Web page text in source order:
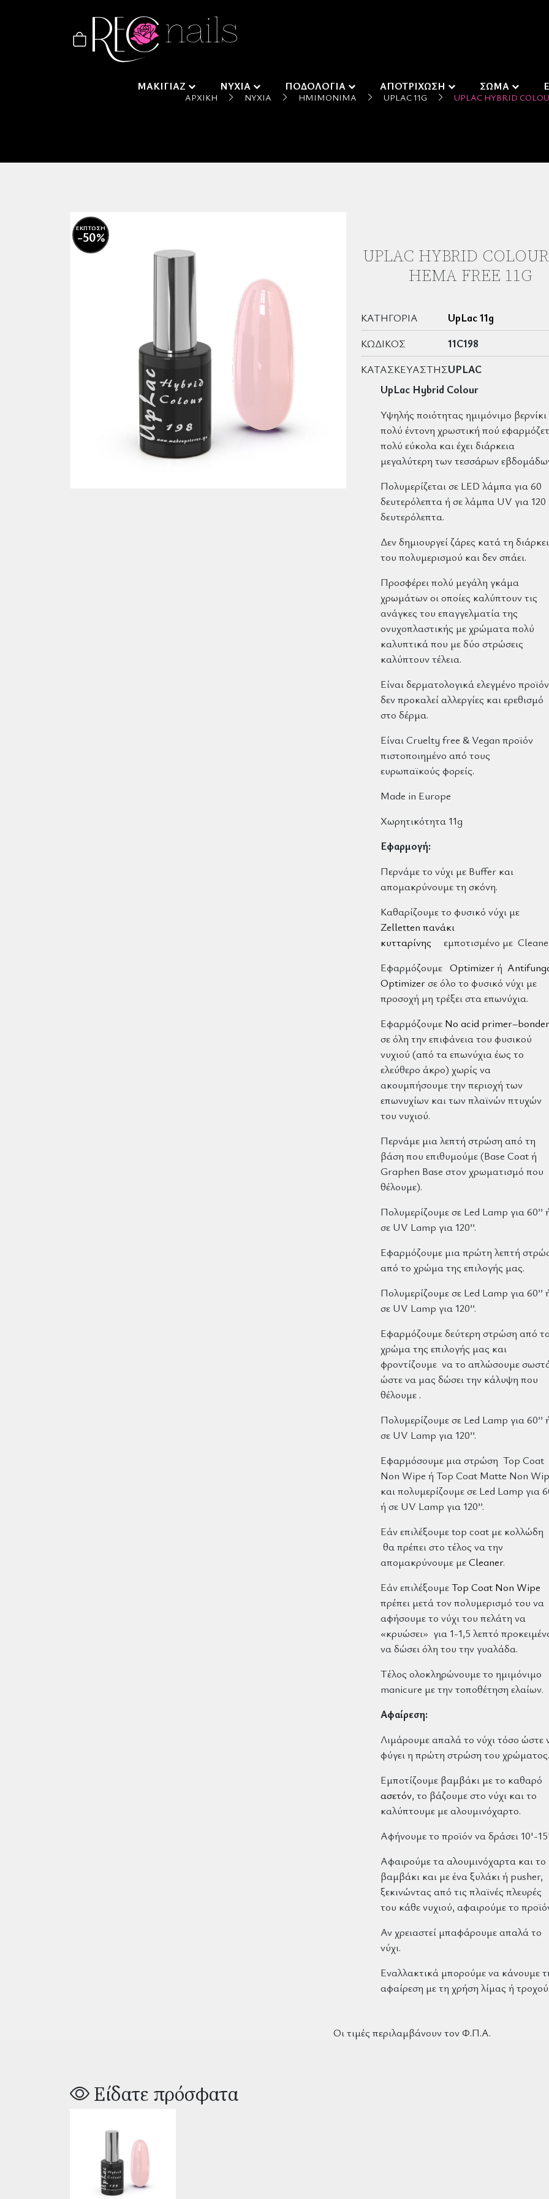
ΜΑΚΙΓΙΑΖ ΝΥΧΙΑ ΠΟΔΟΛΟΓΙΑ ΑΠΟΤΡΙΧΩΣΗ ΣΩΜΑ
ΑΡΧΙΚΉ ΝΎΧΙΑ ΗΜΙΜΌΝΙΜΑ UPLAC 11G UPLAC HYBRID
ΕΚΠΤΩΣΗ
-50%
UPLAC HYBRID
HEMA FREE 11G
ΚΑΤΗΓΟΡΊΑ
UpLac 11g
ΚΩΔΙΚΌΣ
11C198
ΚΑΤΑΣΚΕΥΑΣΤΉΣUPLAC
UpLac Hybrid Colour
Υψηλής ποιότητας ημιμόνιμο
πολύ έντονη χρωστική πού
πολύ εύκολα και έχει διάρκεια
μεγαλύτερη των τεσσάρων
Πολυμερίζεται σε LED λάμπα για 60
δευτερόλεπτα ή σε λάμπα UV για 120
δευτερόλεπτα.
Δεν δημιουργεί ζάρες κατά τη
του πολυμερισμού και δεν σπάει.
Προσφέρει πολύ μεγάλη γκάμα
χρωμάτων οι οποίες καλύπτουν τις
ανάγκες του επαγγελματία της
ονυχοπλαστικής με χρώματα πολύ
καλυπτικά που με δύο στρώσεις
καλύπτουν τέλεια.
Είναι δερματολογικά ελεγμένο
δεν προκαλεί αλλεργίες και ερεθισμό
στο δέρμα.
Είναι Cruelty free & Vegan προϊόν
πιστοποιημένο από τους
ευρωπαϊκούς φορείς.
Made in Europe
Χωρητικότητα 11g
Εφαρμογή:
Περνάμε το νύχι με Buffer και
απομακρύνουμε τη σκόνη.
Καθαρίζουμε το φυσικό νύχι με
Zelletten πανάκι
κυτταρίνης εμποτισμένο με
Εφαρμόζουμε Optimizerή
Optimizerσε όλο το φυσικό νύχι με
προσοχή μη τρέξει στα επωνύχια.
Εφαρμόζουμε No acid primer–bonder
σε όλη την επιφάνεια του φυσικού
νυχιού (από τα επωνύχια έως το
ελεύθερο άκρο) χωρίς να
ακουμπήσουμε την περιοχή των
επωνυχίων και των πλαϊνών πτυχών
του νυχιού.
Περνάμε μια λεπτή στρώση από τη
βάση που επιθυμούμε (Base Coat ή
Graphen Base στον χρωματισμό που
θέλουμε).
Πολυμερίζουμε σε Led Lamp για 60’’
σε UV Lamp για 120’’.
Εφαρμόζουμε μια πρώτη λεπτή
από το χρώμα της επιλογής μας.
Πολυμερίζουμε σε Led Lamp για 60’’
σε UV Lamp για 120’’.
Εφαρμόζουμε δεύτερη στρώση από
χρώμα της επιλογής μας και
φροντίζουμε να το απλώσουμε
ώστε να μας δώσει την κάλυψη που
θέλουμε .
Πολυμερίζουμε σε Led Lamp για 60’’
σε UV Lamp για 120’’.
Εφαρμόσουμε μια στρώση Top Coat
Non Wipe ή Top Coat Matte Non
και πολυμερίζουμε σε Led Lamp για
ή σε UV Lamp για 120’’.
Εάν επιλέξουμε top coat με κολλώδη
θα πρέπει στο τέλος να την
απομακρύνουμε μεCleaner.
Εάν επιλέξουμεTop Coat Non Wipe
πρέπει μετά τον πολυμερισμό του να
αφήσουμε το νύχι του πελάτη να
«κρυώσει» για 1-1,5 λεπτό
να δώσει όλη του την γυαλάδα.
Τέλος ολοκληρώνουμε το ημιμόνιμο
manicure με την τοποθέτηση ελαίων.
Αφαίρεση:
Λιμάρουμε απαλά το νύχι τόσο ώστε
φύγει η πρώτη στρώση του χρώματος.
Εμποτίζουμε βαμβάκι με το καθαρό
ασετόν, το βάζουμε στο νύχι και το
καλύπτουμε με αλουμινόχαρτο.
Αφήνουμε το προϊόν να δράσει 10'-
Αφαιρούμε τα αλουμινόχαρτα και το
βαμβάκι και με ένα ξυλάκι ή pusher,
ξεκινώντας από τις πλαϊνές πλευρές
του κάθε νυχιού, αφαιρούμε το
Αν χρειαστεί μπαφάρουμε απαλά το
νύχι.
Εναλλακτικά μπορούμε να κάνουμε
αφαίρεση με τη χρήση λίμας ή
Οι τιμές περιλαμβάνουν τον Φ.Π.Α.
Είδατε πρόσφατα